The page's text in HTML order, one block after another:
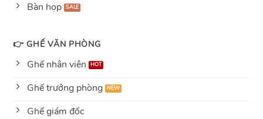
Bàn họp
👉 GHẾ VĂN PHÒNG
Ghế nhân viên
Ghế trưởng phòng
Ghế giám đốc